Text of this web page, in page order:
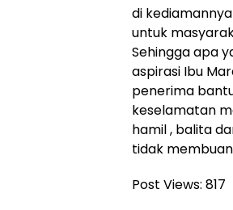
di
untuk
Sehingga apa
aspirasi Ibu
penerima
keselamatan
hamil , balita
tidak
Post Views: 817